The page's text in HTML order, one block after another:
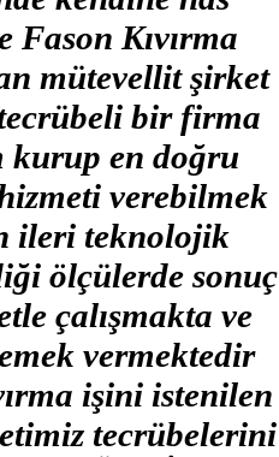
Kıvırma
mütevellit şirket
bir firma
kurup en doğru
verebilmek
ileri teknolojik
ölçülerde sonuç
çalışmakta ve
vermektedir
işini istenilen
tecrübelerini